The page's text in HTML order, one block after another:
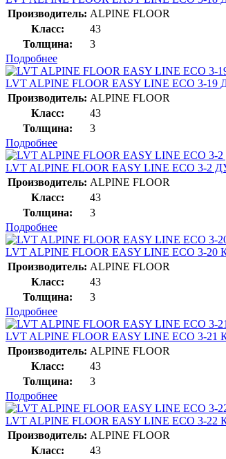
Производитель: ALPINE FLOOR
Класс:
43
Толщина:
3
Подробнее
LVT ALPINE FLOOR EASY LINE ЕСО 3-
Производитель: ALPINE FLOOR
Класс:
43
Толщина:
3
Подробнее
LVT ALPINE FLOOR EASY LINE ЕСО 3-2
Производитель: ALPINE FLOOR
Класс:
43
Толщина:
3
Подробнее
LVT ALPINE FLOOR EASY LINE ЕСО
Производитель: ALPINE FLOOR
Класс:
43
Толщина:
3
Подробнее
LVT ALPINE FLOOR EASY LINE ЕСО
Производитель: ALPINE FLOOR
Класс:
43
Толщина:
3
Подробнее
LVT ALPINE FLOOR EASY LINE ЕСО
Производитель: ALPINE FLOOR
Класс:
43